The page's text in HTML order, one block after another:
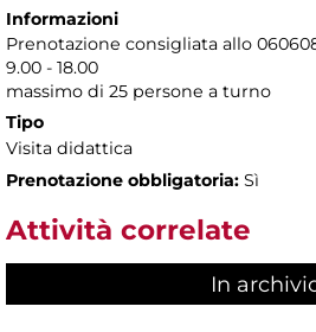
Informazioni
Prenotazione consigliata allo
9.00 - 18.00
massimo di 25 persone a turno
Tipo
Visita didattica
Prenotazione obbligatoria: Sì
Attività correlate
In